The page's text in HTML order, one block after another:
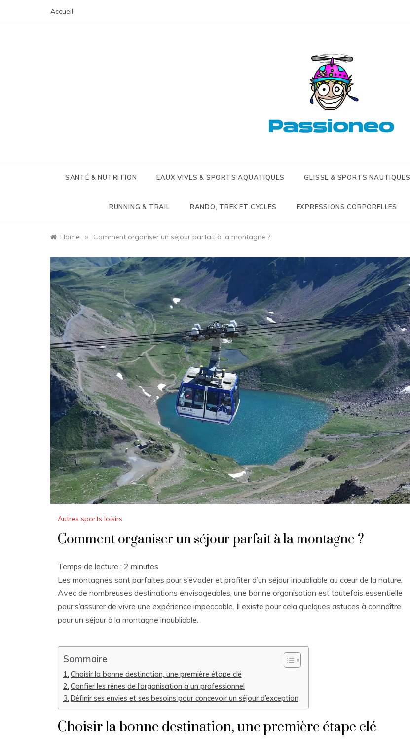
Accueil
SANTÉ & NUTRITION EAUX VIVES & SPORTS AQUATIQUES GLISSE & SPORTS NAUTIQUES
RUNNING & TRAIL RANDO, TREK ET CYCLES EXPRESSIONS CORPORELLES
Home » Comment organiser un séjour parfait à la montagne ?
Autres sports loisirs
Comment organiser un séjour parfait à la montagne ?
Temps de lecture : 2 minutes
Les montagnes sont parfaites pour s’évader et profiter d’un séjour inoubliable au cœur de la nature.
Avec de nombreuses destinations envisageables, une bonne organisation est toutefois essentielle
pour s’assurer de vivre une expérience impeccable. Il existe pour cela quelques astuces à connaître
pour un séjour à la montagne inoubliable.
Sommaire
Choisir la bonne destination, une première étape clé
Confier les rênes de l’organisation à un professionnel
Définir ses envies et ses besoins pour concevoir un séjour d’exception
Choisir la bonne destination, une première étape clé